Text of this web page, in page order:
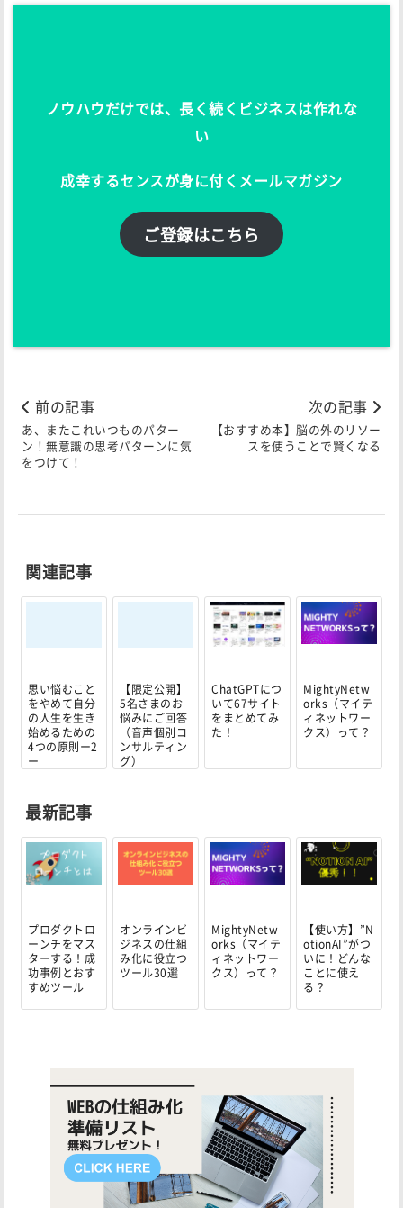
ノウハウだけでは、長く続くビジネスは作れな
い
成幸するセンスが身に付くメールマガジン
ご登録はこちら
前の記事
あ、またこれいつものパター
ン！無意識の思考パターンに気
をつけて！
次の記事
【おすすめ本】脳の外のリソー
スを使うことで賢くなる
関連記事
思い悩むこと
をやめて自分
の人生を生き
始めるための
4つの原則ー2
ー
【限定公開】
5名さまのお
悩みにご回答
（音声個別コ
ンサルティン
グ）
ChatGPTにつ
いて67サイト
をまとめてみ
た！
MightyNetw
orks（マイテ
ィネットワー
クス）って？
最新記事
プロダクトロ
ーンチをマス
ターする！成
功事例とおす
すめツール
オンラインビ
ジネスの仕組
み化に役立つ
ツール30選
MightyNetw
orks（マイテ
ィネットワー
クス）って？
【使い方】”N
otionAI”がつ
いに！どんな
ことに使え
る？